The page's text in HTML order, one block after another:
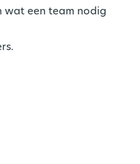
wat een team nodig